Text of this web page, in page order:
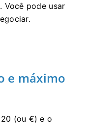
Você pode usar
e máximo
(ou €) e o